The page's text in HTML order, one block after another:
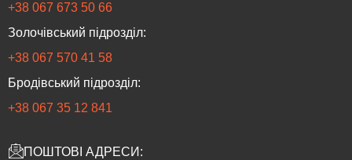
+38 067 673 50 66
Золочівський підрозділ:
‎+38 067 570 41 58
Бродівський підрозділ:
‎+38 067 35 12 841
ПОШТОВІ АДРЕСИ: